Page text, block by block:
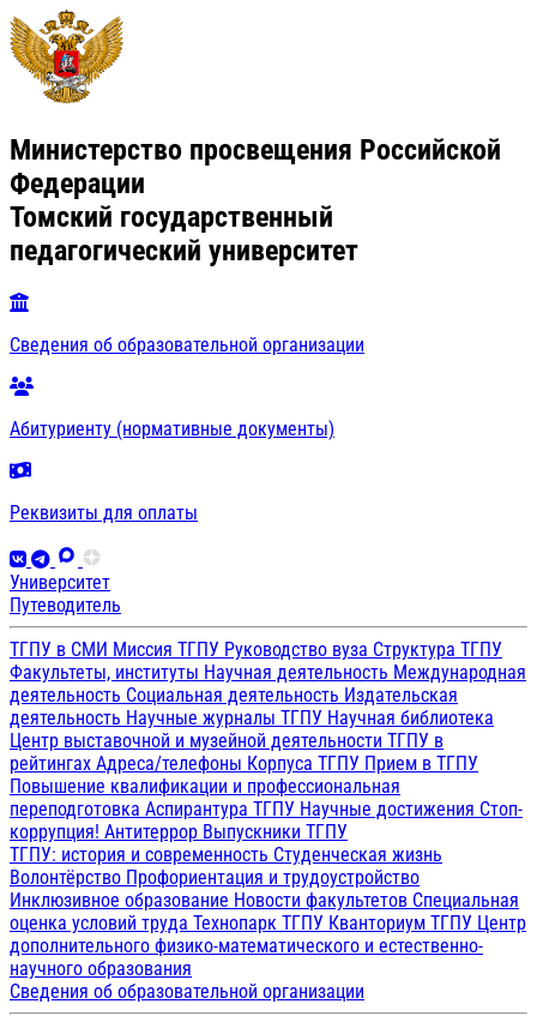
Министерство просвещения Российской
Федерации
Томский государственный
педагогический университет
Сведения об образовательной организации
Абитуриенту (нормативные документы)
Реквизиты для оплаты
Университет
Путеводитель
ТГПУ в СМИ Миссия ТГПУ Руководство вуза Структура ТГПУ
Факультеты, институты Научная деятельность Международная
деятельность Социальная деятельность Издательская
деятельность Научные журналы ТГПУ Научная библиотека
Центр выставочной и музейной деятельности ТГПУ в
рейтингах Адреса/телефоны Корпуса ТГПУ Прием в ТГПУ
Повышение квалификации и профессиональная
переподготовка Аспирантура ТГПУ Научные достижения Стоп-
коррупция! Антитеррор Выпускники ТГПУ
ТГПУ: история и современность Студенческая жизнь
Волонтёрство Профориентация и трудоустройство
Инклюзивное образование Новости факультетов Специальная
оценка условий труда Технопарк ТГПУ Кванториум ТГПУ Центр
дополнительного физико-математического и естественно-
научного образования
Сведения об образовательной организации